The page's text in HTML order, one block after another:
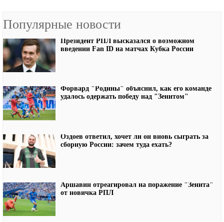
Популярные новости
Президент РПЛ высказался о возможном
введении Fan ID на матчах Кубка России
Форвард "Родины" объяснил, как его команде
удалось одержать победу над "Зенитом"
Оздоев ответил, хочет ли он вновь сыграть за
сборную России: зачем туда ехать?
Аршавин отреагировал на поражение "Зенита"
от новичка РПЛ